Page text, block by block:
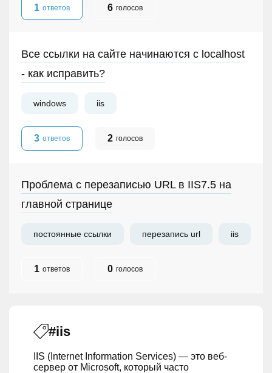
1 ответов 6 голосов
Все ссылки на сайте начинаются с localhost
- как исправить?
windows iis
3 ответов 2 голосов
Проблема с перезаписью URL в IIS7.5 на
главной странице
постоянные ссылки перезапись url iis
1 ответов 0 голосов
#iis
IIS (Internet Information Services) — это веб-
сервер от Microsoft, который часто